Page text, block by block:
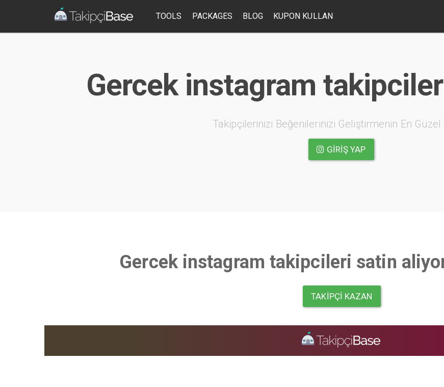
TOOLS PACKAGES BLOG KUPON KULLAN
Gercek instagram
Takipçilerinizi Beğenilerinizi Geliştirmenin En Güzel
GIRIŞ YAP
Gercek instagram takipcileri satin
TAKIPÇI KAZAN